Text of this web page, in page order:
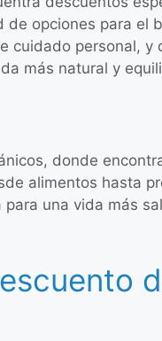
de opciones para el
cuidado personal, y
más natural y
donde
alimentos hasta
una vida más